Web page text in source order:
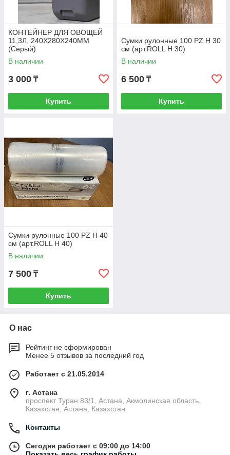
КОНТЕЙНЕР ДЛЯ ОВОЩЕЙ
11,3Л, 240Х280Х240ММ
(Серый)
В наличии
3 000 ₸
Купить
Сумки рулонные 100 PZ H 30
см (арт.ROLL H 30)
В наличии
6 500 ₸
Купить
Сумки рулонные 100 PZ H 40
см (арт.ROLL H 40)
В наличии
7 500 ₸
Купить
О нас
Рейтинг не сформирован
Менее 5 отзывов за последний год
Работает с 21.05.2014
г. Астана
проспект Туран 83/1, Астана, Акмолинская область,
Казахстан, Астана, Казахстан
Контакты
Сегодня работает с 09:00 до 14:00